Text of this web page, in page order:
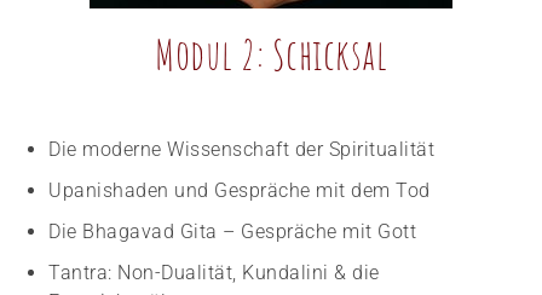
Modul 2: Schicksal
Die moderne Wissenschaft der Spiritualität
Upanishaden und Gespräche mit dem Tod
Die Bhagavad Gita – Gespräche mit Gott
Tantra: Non-Dualität, Kundalini & die